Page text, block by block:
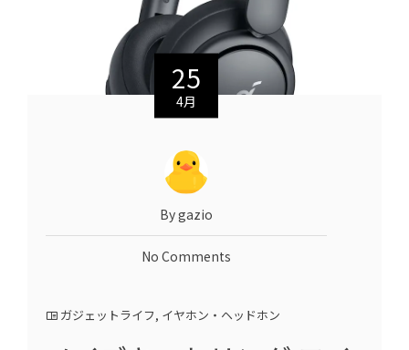
25
4月
By gazio
No Comments
ガジェットライフ, イヤホン・ヘッドホン